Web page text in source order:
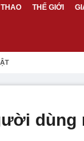
THẾ GIỚI
dùng